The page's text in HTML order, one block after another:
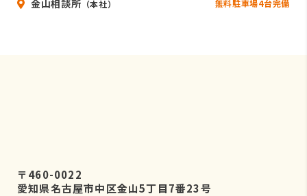
金山相談所 （本社） 無料駐車場4台完備
〒460-0022
愛知県名古屋市中区金山5丁目7番23号